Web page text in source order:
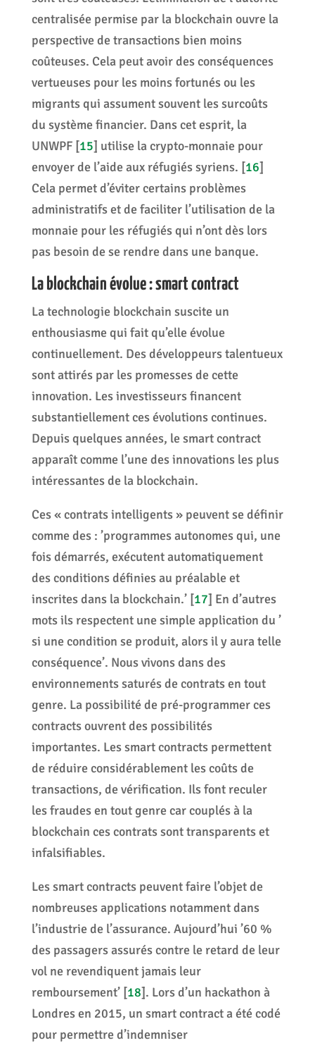
centralisée permise par la blockchain ouvre la
perspective de transactions bien moins
coûteuses. Cela peut avoir des conséquences
vertueuses pour les moins fortunés ou les
migrants qui assument souvent les surcoûts
du système financier. Dans cet esprit, la
UNWPF[15] utilise la crypto-monnaie pour
envoyer de l’aide aux réfugiés syriens. [16]
Cela permet d’éviter certains problèmes
administratifs et de faciliter l’utilisation de la
monnaie pour les réfugiés qui n’ont dès lors
pas besoin de se rendre dans une banque.
La blockchain évolue : smart contract
La technologie blockchain suscite un
enthousiasme qui fait qu’elle évolue
continuellement. Des développeurs talentueux
sont attirés par les promesses de cette
innovation. Les investisseurs financent
substantiellement ces évolutions continues.
Depuis quelques années, le smart contract
apparaît comme l’une des innovations les plus
intéressantes de la blockchain.
Ces « contrats intelligents » peuvent se définir
comme des : ’programmes autonomes qui, une
fois démarrés, exécutent automatiquement
des conditions définies au préalable et
inscrites dans la blockchain.’[17] En d’autres
mots ils respectent une simple application du ’
si une condition se produit, alors il y aura telle
conséquence’. Nous vivons dans des
environnements saturés de contrats en tout
genre. La possibilité de pré-programmer ces
contracts ouvrent des possibilités
importantes. Les smart contracts permettent
de réduire considérablement les coûts de
transactions, de vérification. Ils font reculer
les fraudes en tout genre car couplés à la
blockchain ces contrats sont transparents et
infalsifiables.
Les smart contracts peuvent faire l’objet de
nombreuses applications notamment dans
l’industrie de l’assurance. Aujourd’hui ’60 %
des passagers assurés contre le retard de leur
vol ne revendiquent jamais leur
remboursement’[18]. Lors d’un hackathon à
Londres en 2015, un smart contract a été codé
pour permettre d’indemniser